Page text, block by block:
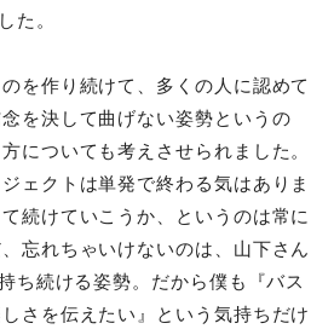
た。
を作り続けて、多くの人に認めて
を決して曲げない姿勢というの
についても考えさせられました。
ェクトは単発で終わる気はありま
続けていこうか、というのは常に
忘れちゃいけないのは、山下さん
ち続ける姿勢。だから僕も『バス
さを伝えたい』という気持ちだけ